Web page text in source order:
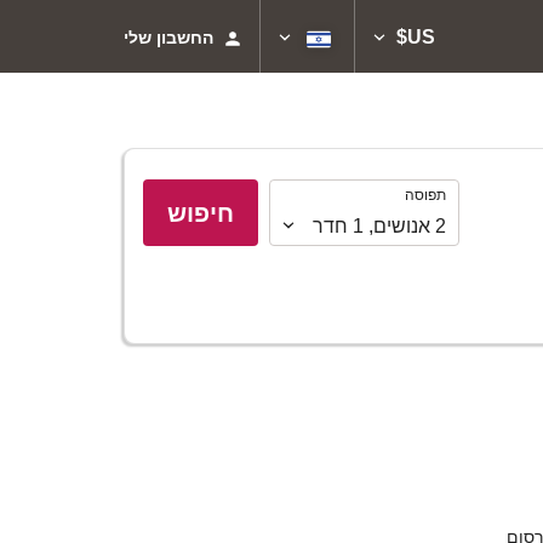
US$ החשבון שלי
תפוסה
תפוסה
2 אנושים,
1 חדר חיפוש